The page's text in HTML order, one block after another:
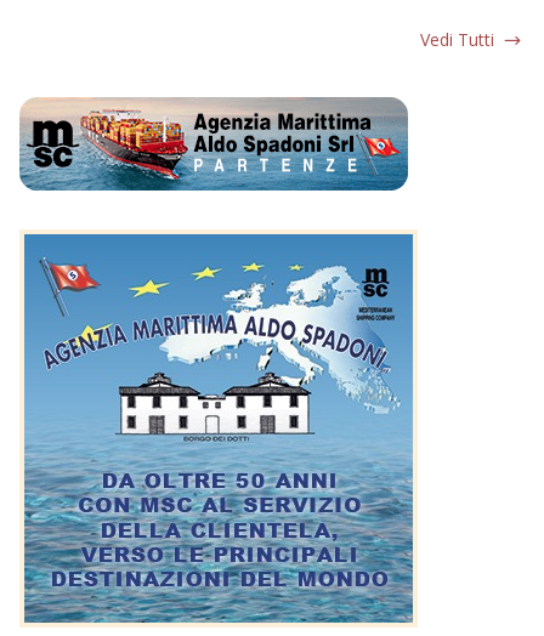
Vedi Tutti